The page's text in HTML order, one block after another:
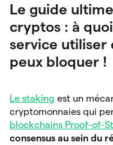
Le guide
cryptos : à
service utiliser
peux bloquer !
Le staking est un
cryptomonnaies qui
blockchains Proof-of-
consensus au sein du